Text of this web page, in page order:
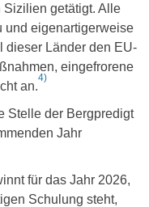
Sizilien getätigt. Alle
und eigenartigerweise
dieser Länder den EU-
eingefrorene
an.
4)
Stelle der Bergpredigt
Jahr
für das Jahr 2026,
Schulung steht,